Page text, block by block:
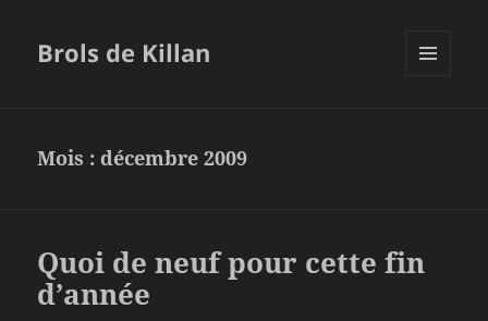
Brols de Killan
Mois : décembre 2009
Quoi de neuf pour cette fin
d’année